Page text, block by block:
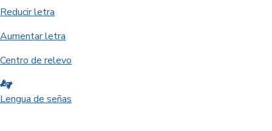
Reducir letra
Aumentar letra
Centro de relevo
Lengua de señas